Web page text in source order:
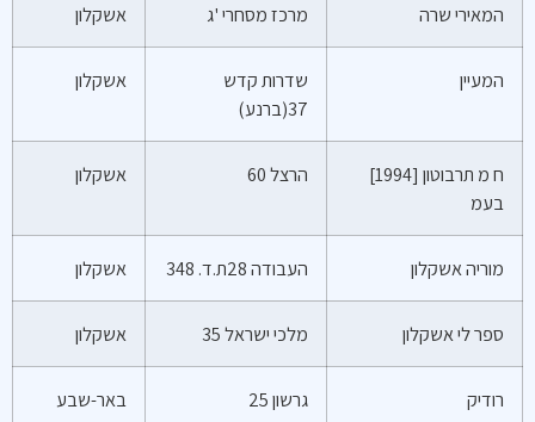
המאירי שרה מרכז מסחרי 'ג אשקלון
המעיין
שדרות קדש
37(ברנע)
אשקלון
ח מ תרבוטון [1994]
בעמ
הרצל 60 אשקלון
מוריה אשקלון העבודה 28ת.ד. 348 אשקלון
ספר לי אשקלון מלכי ישראל 35 אשקלון
רודיק גרשון 25 באר-שבע